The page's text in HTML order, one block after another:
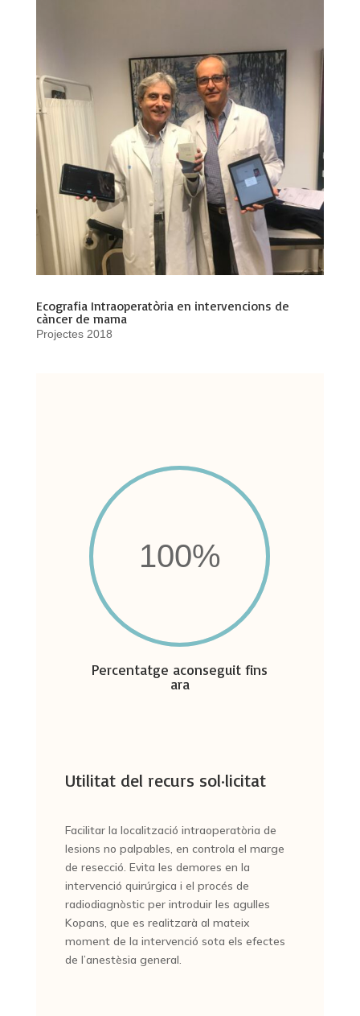
Ecografia Intraoperatòria en intervencions de
càncer de mama
Projectes 2018
100%
Percentatge aconseguit fins
ara
Utilitat del recurs sol·licitat
Facilitar la localització intraoperatòria de
lesions no palpables, en controla el marge
de resecció. Evita les demores en la
intervenció quirúrgica i el procés de
radiodiagnòstic per introduir les agulles
Kopans, que es realitzarà al mateix
moment de la intervenció sota els efectes
de l’anestèsia general.